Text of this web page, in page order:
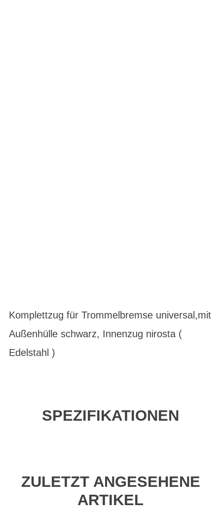
Komplettzug für Trommelbremse universal,mit
Außenhülle schwarz, Innenzug nirosta (
Edelstahl )
SPEZIFIKATIONEN
ZULETZT ANGESEHENE
ARTIKEL